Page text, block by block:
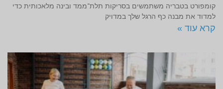
קומפורט בטבריה משתמשים בסריקות תלת־ממד ובינה מלאכותית כדי
למדוד את מבנה כף הרגל שלך במדויק
קרא עוד »